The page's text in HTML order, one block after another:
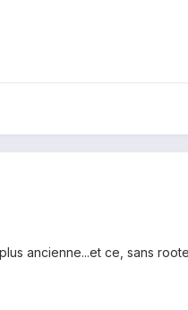
ancienne...et ce, sans